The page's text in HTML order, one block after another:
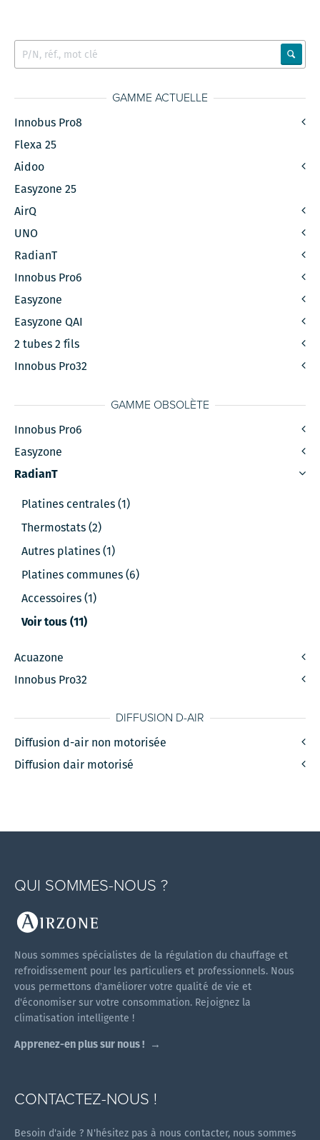
GAMME ACTUELLE
Innobus Pro8
Flexa 25
Aidoo
Easyzone 25
AirQ
UNO
RadianT
Innobus Pro6
Easyzone
Easyzone QAI
2 tubes 2 fils
Innobus Pro32
GAMME OBSOLÈTE
Innobus Pro6
Easyzone
RadianT
Platines centrales (1)
Thermostats (2)
Autres platines (1)
Platines communes (6)
Accessoires (1)
Voir tous (11)
Acuazone
Innobus Pro32
DIFFUSION D-AIR
Diffusion d-air non motorisée
Diffusion dair motorisé
QUI SOMMES-NOUS ?
Nous sommes spécialistes de la régulation du chauffage et
refroidissement pour les particuliers et professionnels. Nous
vous permettons d'améliorer votre qualité de vie et
d'économiser sur votre consommation. Rejoignez la
climatisation intelligente !
Apprenez-en plus sur nous !
CONTACTEZ-NOUS !
Besoin d'aide ? N'hésitez pas à nous contacter, nous sommes